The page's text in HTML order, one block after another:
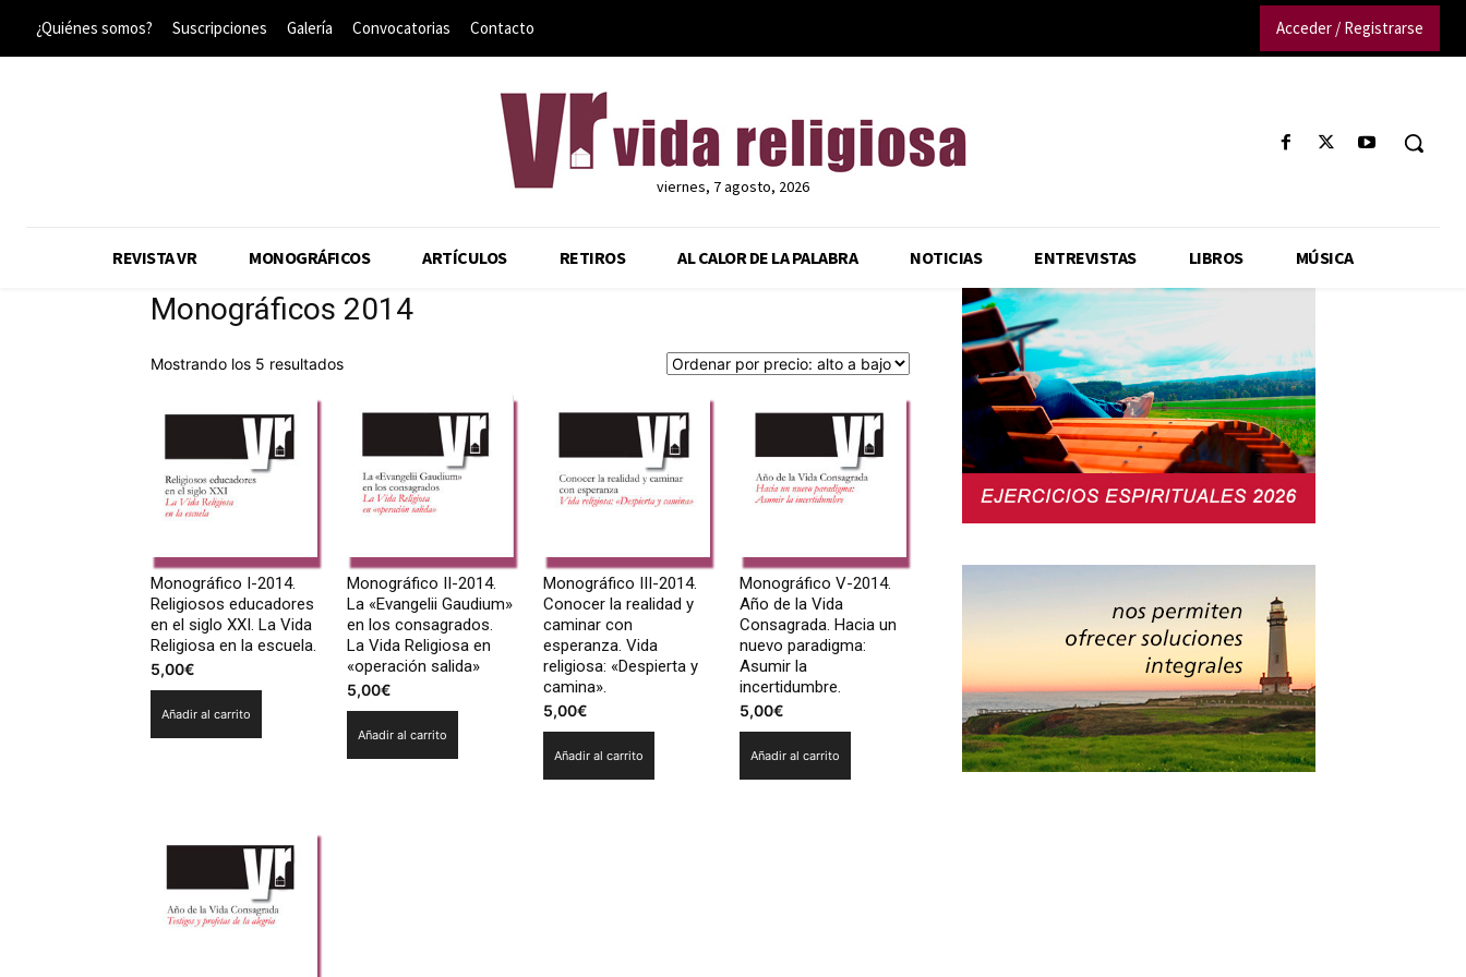
¿Quiénes somos? Suscripciones Galería Convocatorias Contacto Acceder / Registrarse
viernes, 7 agosto, 2026
REVISTA VR MONOGRÁFICOS ARTÍCULOS RETIROS AL CALOR DE LA PALABRA NOTICIAS ENTREVISTAS LIBROS MÚSICA
Monográficos 2014
Mostrando los 5 resultadosOrdenado
precio:
bajo
Monográfico I-2014.
Religiosos educadores
en el siglo XXI. La Vida
Religiosa en la escuela.
5,00€
Añadir al carrito
Monográfico II-2014.
La «Evangelii Gaudium»
en los consagrados.
La Vida Religiosa en
«operación salida»
5,00€
Añadir al carrito
Monográfico III-2014.
Conocer la realidad y
caminar con
esperanza. Vida
religiosa: «Despierta y
camina».
5,00€
Añadir al carrito
Monográfico V-2014.
Año de la Vida
Consagrada. Hacia un
nuevo paradigma:
Asumir la
incertidumbre.
5,00€
Añadir al carrito